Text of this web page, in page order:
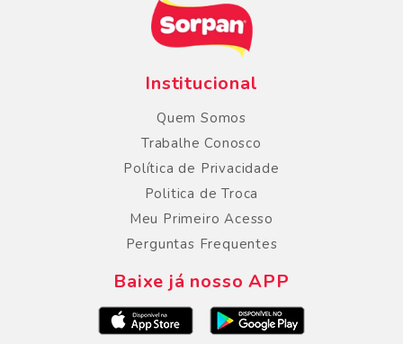
Institucional
Quem Somos
Trabalhe Conosco
Política de Privacidade
Politica de Troca
Meu Primeiro Acesso
Perguntas Frequentes
Baixe já nosso APP